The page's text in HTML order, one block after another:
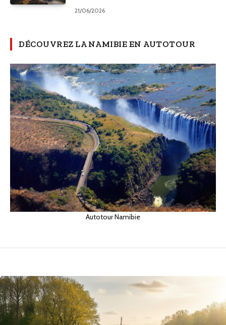
21/06/2026
DÉCOUVREZ LA NAMIBIE EN AUTOTOUR
Autotour Namibie